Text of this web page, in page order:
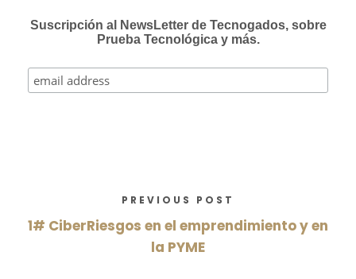
Suscripción al NewsLetter de Tecnogados, sobre
Prueba Tecnológica y más.
PREVIOUS POST
1# CiberRiesgos en el emprendimiento y en
la PYME